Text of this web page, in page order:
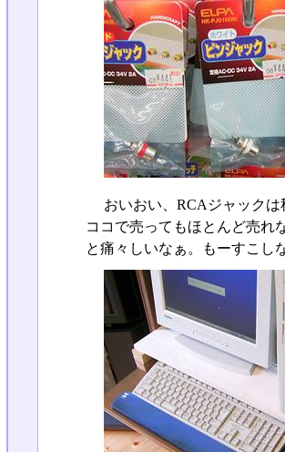
おいおい、RCAジャック
ココで売ってもほとんど売れ
と痛々しいなぁ。もーすこし